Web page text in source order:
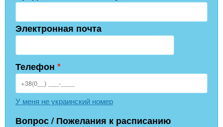
Электронная почта
Телефон *
У меня не украинский номер
Вопрос / Пожелания к расписанию